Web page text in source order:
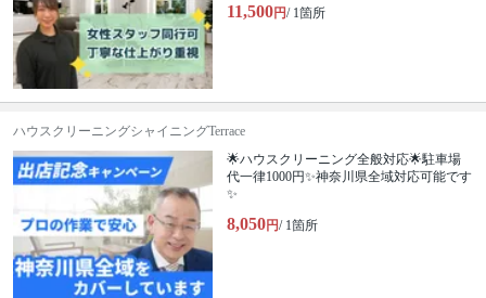
11,500円/ 1箇所
ハウスクリーニングシャイニングTerrace
🌟ハウスクリーニング全般対応🌟駐車場
代一律1000円✨神奈川県全域対応可能です
✨
8,050円/ 1箇所